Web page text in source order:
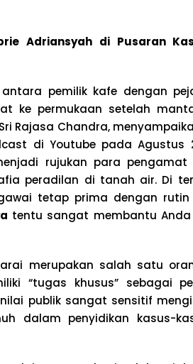
Adriansyah di Pusaran
pemilik kafe dengan
ke permukaan setelah
Rajasa Chandra,
di Youtube pada Agustus
rujukan para
peradilan di tanah air. Di
tetap prima dengan rutin
tentu sangat membantu
merupakan salah satu
“tugas khusus” sebagai
publik sangat sensitif
dalam penyidikan kasus-